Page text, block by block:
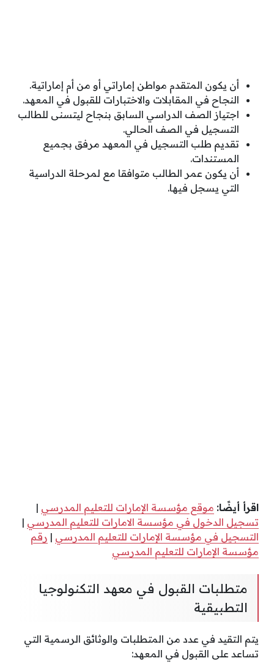
أن يكون المتقدم مواطن إماراتي أو من أم إماراتية.
النجاح في المقابلات والاختبارات للقبول في المعهد.
اجتياز الصف الدراسي السابق بنجاح ليتسنى للطالب
التسجيل في الصف الحالي.
تقديم طلب التسجيل في المعهد مرفق بجميع
المستندات.
أن يكون عمر الطالب متوافقا مع لمرحلة الدراسية
التي يسجل فيها.
اقرأ أيضًا: موقع مؤسسة الإمارات للتعليم المدرسي |
تسجيل الدخول في مؤسسة الامارات للتعليم المدرسي |
التسجيل في مؤسسة الإمارات للتعليم المدرسي | رقم
مؤسسة الإمارات للتعليم المدرسي
متطلبات القبول في معهد التكنولوجيا
التطبيقية
يتم التقيد في عدد من المتطلبات والوثائق الرسمية التي
تساعد على القبول في المعهد: